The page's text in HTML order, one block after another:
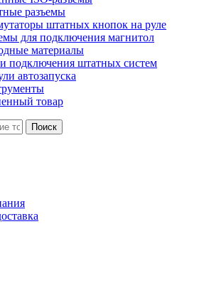
разъемы
штатных кнопок на руле
для подключения магнитол
материалы
подключения штатных систем
автозапуска
товар
Поиск